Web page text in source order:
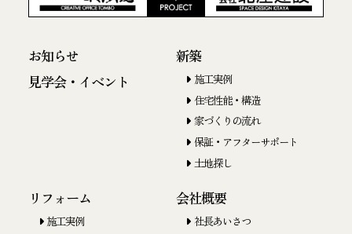
お知らせ
見学会・イベント
新築
施工実例
住宅性能・構造
家づくりの流れ
保証・アフターサポート
土地探し
リフォーム
施工実例
会社概要
社長あいさつ